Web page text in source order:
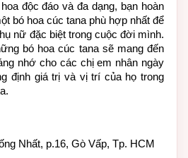
độc đáo và đa dạng, bạn hoàn
bó hoa cúc tana phù hợp nhất để
nữ đặc biệt trong cuộc đời mình.
bó hoa cúc tana sẽ mang đến
nhớ cho các chị em nhân ngày
định giá trị và vị trí của họ trong
Nhất, p.16, Gò Vấp, Tp. HCM